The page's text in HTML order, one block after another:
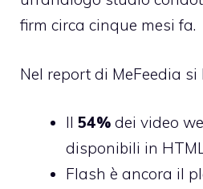
firm circa cinque mesi fa.
Nel report di MeFeedia si
Il 54% dei video
disponibili in
Flash è ancora il